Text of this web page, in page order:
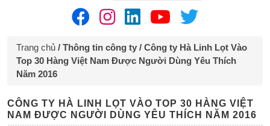
Trang chủ / Thông tin công ty / Công ty Hà Linh Lọt Vào
Top 30 Hàng Việt Nam Được Người Dùng Yêu Thích
Năm 2016
CÔNG TY HÀ LINH LỌT VÀO TOP 30 HÀNG VIỆT
NAM ĐƯỢC NGƯỜI DÙNG YÊU THÍCH NĂM 2016